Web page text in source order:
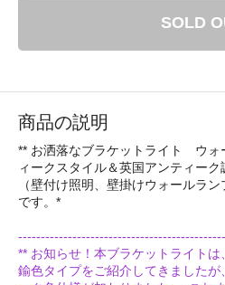
SOLD
商品の説明
** お洒落なブラケットライト ウ
ィークスタイル＆英国アンティー
（壁付け照明、壁掛けウォールラ
です。*
** お知らせ！本ブラケットライト
鍮色タイプをご紹介してきました